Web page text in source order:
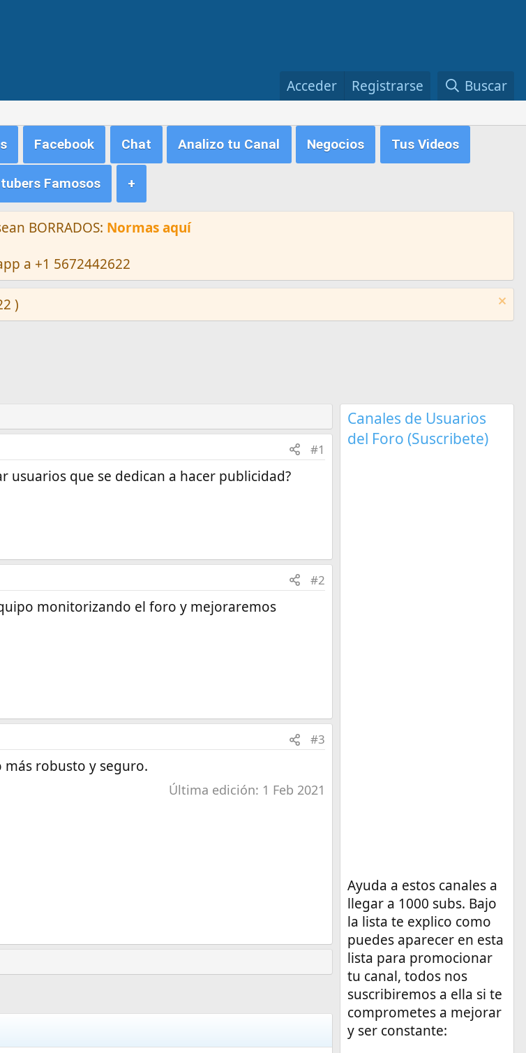
Acceder Registrarse Buscar
Facebook Chat Analizo tu Canal Negocios Tus Videos
Famosos +
BORRADOS: Normas aquí
a +1 5672442622
)
#1
usuarios que se dedican a hacer publicidad?
#2
monitorizando el foro y mejoraremos
#3
robusto y seguro.
Última edición: 1 Feb 2021
Canales de Usuarios
del Foro (Suscribete)
Ayuda a estos canales a
llegar a 1000 subs. Bajo
la lista te explico como
puedes aparecer en esta
lista para promocionar
tu canal, todos nos
suscribiremos a ella si te
comprometes a mejorar
y ser constante: